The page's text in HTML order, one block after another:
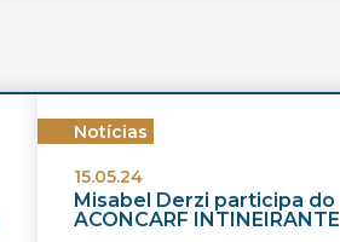
Notícias
15.05.24
Misabel Derzi participa do
ACONCARF INTINEIRANTE